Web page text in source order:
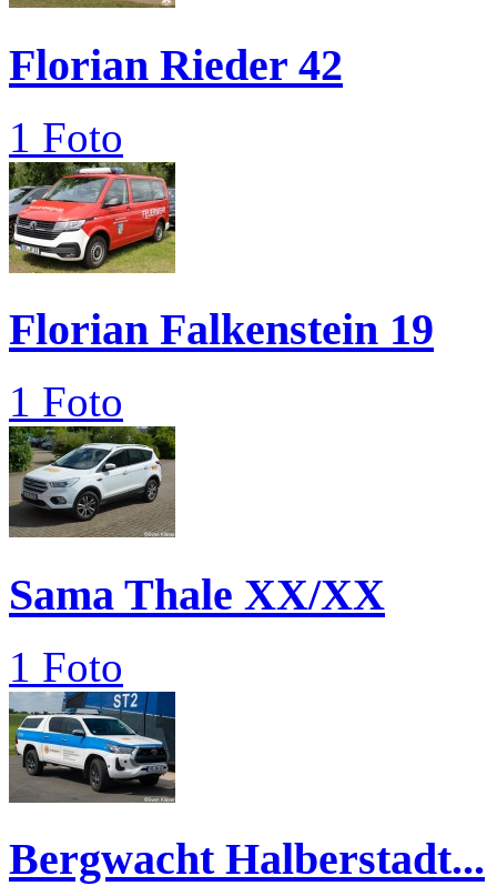
Florian Rieder 42
1 Foto
Florian Falkenstein 19
1 Foto
Sama Thale XX/XX
1 Foto
Bergwacht Halberstadt...